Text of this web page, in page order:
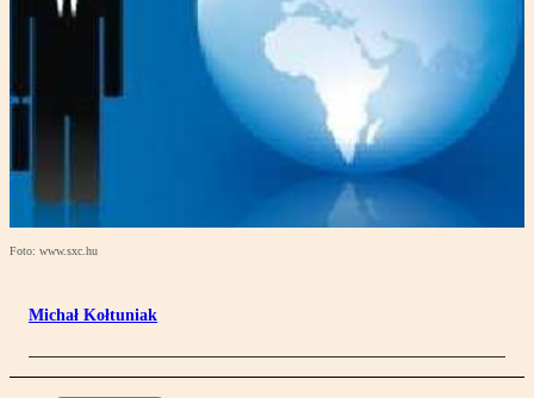
Foto: www.sxc.hu
Michał Kołtuniak